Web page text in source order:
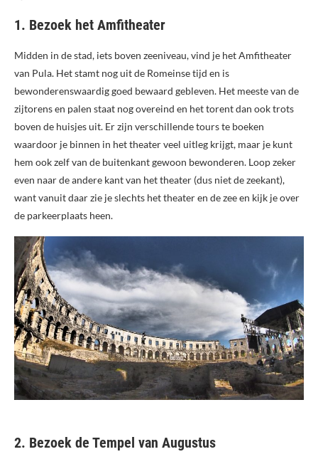
1. Bezoek het Amfitheater
Midden in de stad, iets boven zeeniveau, vind je het Amfitheater
van Pula. Het stamt nog uit de Romeinse tijd en is
bewonderenswaardig goed bewaard gebleven. Het meeste van de
zijtorens en palen staat nog overeind en het torent dan ook trots
boven de huisjes uit. Er zijn verschillende tours te boeken
waardoor je binnen in het theater veel uitleg krijgt, maar je kunt
hem ook zelf van de buitenkant gewoon bewonderen. Loop zeker
even naar de andere kant van het theater (dus niet de zeekant),
want vanuit daar zie je slechts het theater en de zee en kijk je over
de parkeerplaats heen.
2. Bezoek de Tempel van Augustus